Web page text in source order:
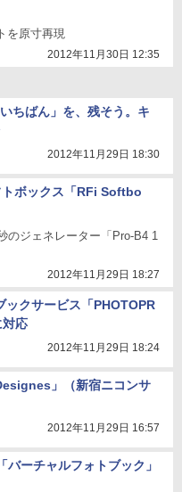
を原寸再現
2012年11月30日 12:35
ちばん」を、残そう。キ
2012年11月29日 18:30
ボックス「RFi Softbo
のジェネレーター「Pro-B4 1
2012年11月29日 18:27
ックサービス「PHOTOPR
対応
2012年11月29日 18:24
」（新宿ニコンサ
2012年11月29日 16:57
ーチャルフォトブック」